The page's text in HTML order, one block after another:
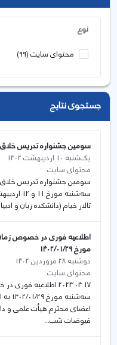
نوع
محتوای سایت(99)
جستجوی نتایج
سومين جشنواره تدريس
یک‌شنبه 10 اردیبهشت 1402
محتوای سایت
سومين جشنواره تدريس
تالار خيام (دانشكده زبان و
اطلاعیه فوری در خصوص
مورخ ۱۴۰۲/۰۱/۲۹
دوشنبه 28 فروردین 1402
محتوای سایت
17 04 2023
اعضای محترم هیأت علمی و
فیوضات شب...